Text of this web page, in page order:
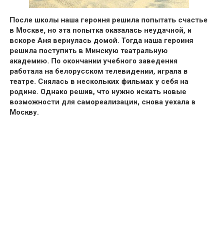
После школы наша героиня решила попытать счастье
в Москве, но эта попытка оказалась неудачной, и
вскоре Аня вернулась домой. Тогда наша героиня
решила поступить в Минскую театральную
академию. По окончании учебного заведения
работала на белорусском телевидении, играла в
театре. Снялась в нескольких фильмах у себя на
родине. Однако решив, что нужно искать новые
возможности для самореализации, снова уехала в
Москву.